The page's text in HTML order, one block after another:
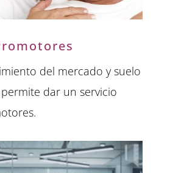
del mercado y suelo
dar un servicio